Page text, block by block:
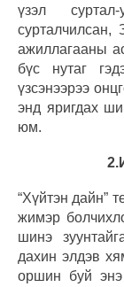
үзэл
сурталчилсан,
ажиллагааны
бүс нутаг
үзсэнээрээ
энд яригдах
юм.
“Хүйтэн дайн”
жимэр
шинэ
дахин элдэв
оршин буй